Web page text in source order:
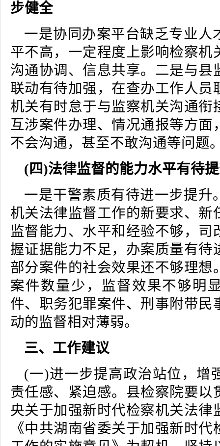
步健全
一是协同办案平台缺乏专业人
平不高，一定程度上影响检察机
沟通协调、信息共享。二是与县
联动有待加强，在查办工作人员
机关有时怠于与监察机关沟通衔
互涉案件办理、情况通报等方面
不会沟通，甚至不敢沟通等问题
(四)法律监督的能力水平有待
一是干警素质有待进一步提升
机关法律监督工作的新要求、新
监督能力、水平和经验不够，司
握证据能力不足，办案质量有待
部分案件的社会效果还不够理想
案件数量少，监督效果不够明
件、职务犯罪案件、刑事附带民
动的监督相对薄弱。
三、工作建议
(一)进一步提高政治站位，增
责任感、紧迫感。县检察院要以
央关于加强新时代检察机关法律
《中共湖南省委关于加强新时